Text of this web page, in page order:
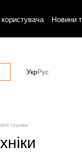
Новини
УкрРус
техніки